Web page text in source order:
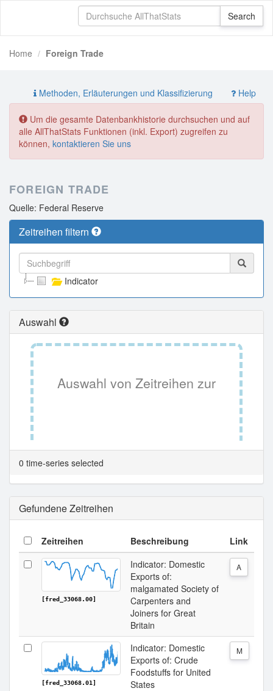
Home Foreign Trade
Methoden, Erläuterungen und Klassifizierung Help
Um die gesamte Datenbankhistorie durchsuchen und auf
alle AllThatStats Funktionen (inkl. Export) zugreifen zu
können, kontaktieren Sie uns
FOREIGN TRADE
Quelle: Federal Reserve
Zeitreihen filtern
Indicator
Auswahl
Auswahl von Zeitreihen zur
Tabellenansicht.
0 time-series selected
Gefundene Zeitreihen
Zeitreihen Beschreibung Link
[fred_33068.00]
Indicator: Domestic
Exports of:
malgamated Society of
Carpenters and
Joiners for Great
Britain
A
[fred_33068.01]
Indicator: Domestic
Exports of: Crude
Foodstuffs for United
States
M